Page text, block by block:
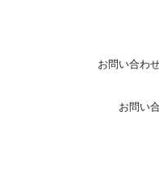
お問い合わ
お問い